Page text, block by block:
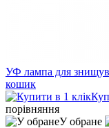
УФ лампа для
кошик
порівняння
У обране